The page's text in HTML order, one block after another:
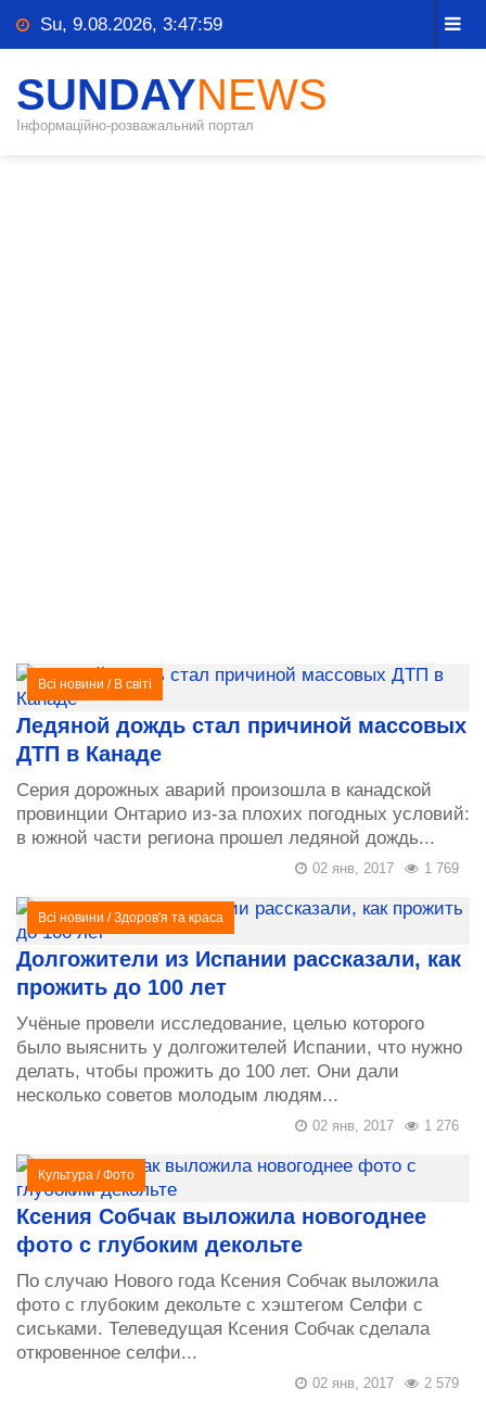
Su, 9.08.2026, 3:47:59
SUNDAYNEWS
Інформаційно-розважальний портал
Всі новини / В світі
Ледяной дождь стал причиной массовых
ДТП в Канаде
Серия дорожных аварий произошла в канадской
провинции Онтарио из-за плохих погодных условий:
в южной части региона прошел ледяной дождь...
1 769
02 янв, 2017
Всі новини /Здоров'я та краса
Долгожители из Испании рассказали, как
прожить до 100 лет
Учёные провели исследование, целью которого
было выяснить у долгожителей Испании, что нужно
делать, чтобы прожить до 100 лет. Они дали
несколько советов молодым людям...
1 276
02 янв, 2017
Культура /Фото
Ксения Собчак выложила новогоднее
фото с глубоким декольте
По случаю Нового года Ксения Собчак выложила
фото с глубоким декольте с хэштегом Селфи с
сиськами. Телеведущая Ксения Собчак сделала
откровенное селфи...
2 579
02 янв, 2017